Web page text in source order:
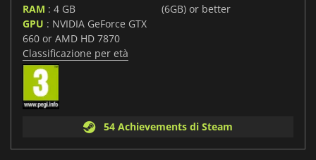
RAM : 4 GB
GPU : NVIDIA GeForce GTX
660 or AMD HD 7870
(6GB) or better
Classificazione per età
54 Achievements di Steam